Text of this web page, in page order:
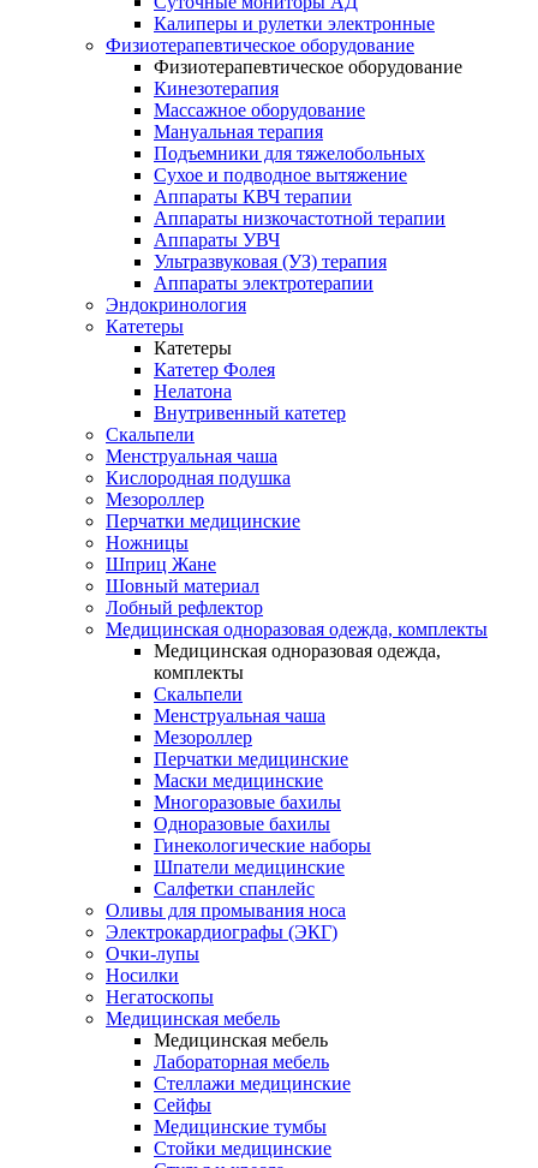
Калиперы и рулетки электронные
Физиотерапевтическое оборудование
Физиотерапевтическое оборудование
Кинезотерапия
Массажное оборудование
Мануальная терапия
Подъемники для тяжелобольных
Сухое и подводное вытяжение
Аппараты КВЧ терапии
Аппараты низкочастотной терапии
Аппараты УВЧ
Ультразвуковая (УЗ) терапия
Аппараты электротерапии
Эндокринология
Катетеры
Катетеры
Катетер Фолея
Нелатона
Внутривенный катетер
Скальпели
Менструальная чаша
Кислородная подушка
Мезороллер
Перчатки медицинские
Ножницы
Шприц Жане
Шовный материал
Лобный рефлектор
Медицинская одноразовая одежда, комплекты
Медицинская одноразовая одежда,
комплекты
Скальпели
Менструальная чаша
Мезороллер
Перчатки медицинские
Маски медицинские
Многоразовые бахилы
Одноразовые бахилы
Гинекологические наборы
Шпатели медицинские
Салфетки спанлейс
Оливы для промывания носа
Электрокардиографы (ЭКГ)
Очки-лупы
Носилки
Негатоскопы
Медицинская мебель
Медицинская мебель
Лабораторная мебель
Стеллажи медицинские
Сейфы
Медицинские тумбы
Стойки медицинские